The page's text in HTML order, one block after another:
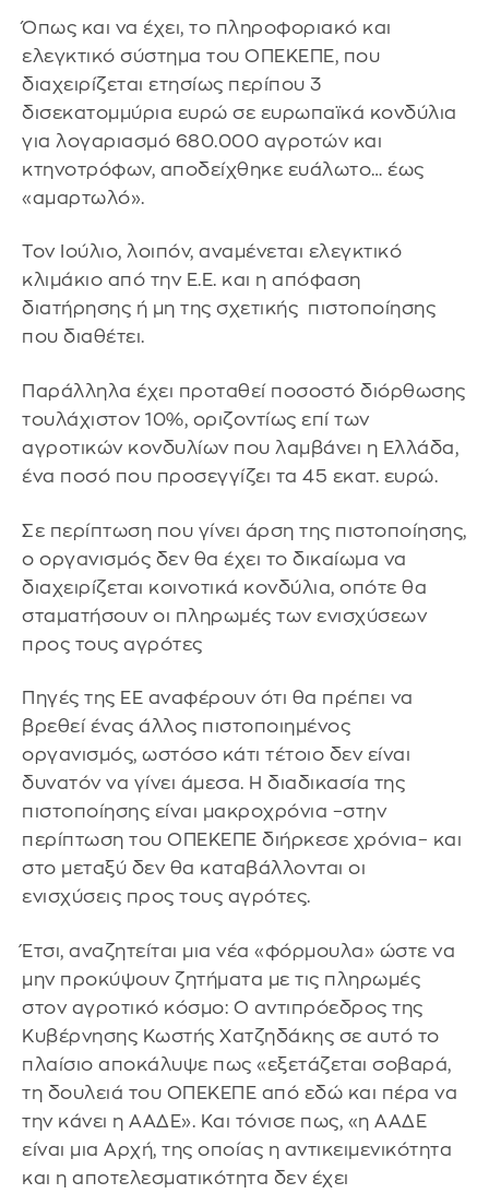
Όπως και να έχει, το πληροφοριακό και
ελεγκτικό σύστημα του ΟΠΕΚΕΠΕ, που
διαχειρίζεται ετησίως περίπου 3
δισεκατομμύρια ευρώ σε ευρωπαϊκά κονδύλια
για λογαριασμό 680.000 αγροτών και
κτηνοτρόφων, αποδείχθηκε ευάλωτο… έως
«αμαρτωλό».
Τον Ιούλιο, λοιπόν, αναμένεται ελεγκτικό
κλιμάκιο από την Ε.Ε. και η απόφαση
διατήρησης ή μη της σχετικής πιστοποίησης
που διαθέτει.
Παράλληλα έχει προταθεί ποσοστό διόρθωσης
τουλάχιστον 10%, οριζοντίως επί των
αγροτικών κονδυλίων που λαμβάνει η Ελλάδα,
ένα ποσό που προσεγγίζει τα 45 εκατ. ευρώ.
Σε περίπτωση που γίνει άρση της πιστοποίησης,
ο οργανισμός δεν θα έχει το δικαίωμα να
διαχειρίζεται κοινοτικά κονδύλια, οπότε θα
σταματήσουν οι πληρωμές των ενισχύσεων
προς τους αγρότες
Πηγές της ΕΕ αναφέρουν ότι θα πρέπει να
βρεθεί ένας άλλος πιστοποιημένος
οργανισμός, ωστόσο κάτι τέτοιο δεν είναι
δυνατόν να γίνει άμεσα. Η διαδικασία της
πιστοποίησης είναι μακροχρόνια –στην
περίπτωση του ΟΠΕΚΕΠΕ διήρκεσε χρόνια– και
στο μεταξύ δεν θα καταβάλλονται οι
ενισχύσεις προς τους αγρότες.
Έτσι, αναζητείται μια νέα «φόρμουλα» ώστε να
μην προκύψουν ζητήματα με τις πληρωμές
στον αγροτικό κόσμο: Ο αντιπρόεδρος της
Κυβέρνησης Κωστής Χατζηδάκης σε αυτό το
πλαίσιο αποκάλυψε πως «εξετάζεται σοβαρά,
τη δουλειά του ΟΠΕΚΕΠΕ από εδώ και πέρα να
την κάνει η ΑΑΔΕ». Και τόνισε πως, «η ΑΑΔΕ
είναι μια Αρχή, της οποίας η αντικειμενικότητα
και η αποτελεσματικότητα δεν έχει